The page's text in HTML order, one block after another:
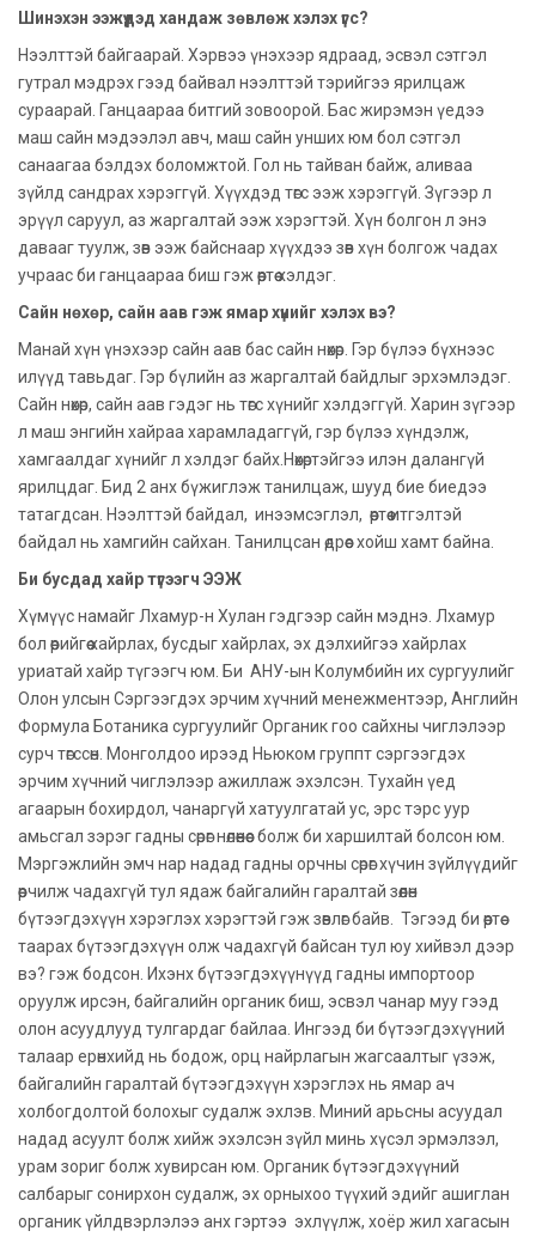
Шинэхэн ээжүүдэд хандаж зөвлөж хэлэх үгс?
Нээлттэй байгаарай. Хэрвээ үнэхээр ядраад, эсвэл сэтгэл
гутрал мэдрэх гээд байвал нээлттэй тэрийгээ ярилцаж
сураарай. Ганцаараа битгий зовоорой. Бас жирэмэн үедээ
маш сайн мэдээлэл авч, маш сайн унших юм бол сэтгэл
санаагаа бэлдэх боломжтой. Гол нь тайван байж, аливаа
зүйлд сандрах хэрэггүй. Хүүхдэд төгс ээж хэрэггүй. Зүгээр л
эрүүл саруул, аз жаргалтай ээж хэрэгтэй. Хүн болгон л энэ
давааг туулж, зөв ээж байснаар хүүхдээ зөв хүн болгож чадах
учраас би ганцаараа биш гэж өөртөө хэлдэг.
Сайн нөхөр, сайн аав гэж ямар хүнийг хэлэх вэ?
Манай хүн үнэхээр сайн аав бас сайн нөхөр. Гэр бүлээ бүхнээс
илүүд тавьдаг. Гэр бүлийн аз жаргалтай байдлыг эрхэмлэдэг.
Сайн нөхөр, сайн аав гэдэг нь төгс хүнийг хэлдэггүй. Харин зүгээр
л маш энгийн хайраа харамладаггүй, гэр бүлээ хүндэлж,
хамгаалдаг хүнийг л хэлдэг байх.Нөхөртэйгээ илэн далангүй
ярилцдаг. Бид 2 анх бүжиглэж танилцаж, шууд бие биедээ
татагдсан. Нээлттэй байдал, инээмсэглэл, өөртөө итгэлтэй
байдал нь хамгийн сайхан. Танилцсан өдрөөс хойш хамт байна.
Би бусдад хайр түгээгч ЭЭЖ
Хүмүүс намайг Лхамур-н Хулан гэдгээр сайн мэднэ. Лхамур
бол өөрийгөө хайрлах, бусдыг хайрлах, эх дэлхийгээ хайрлах
уриатай хайр түгээгч юм. Би АНУ-ын Колумбийн их сургуулийг
Олон улсын Сэргээгдэх эрчим хүчний менежментээр, Английн
Формула Ботаника сургуулийг Органик гоо сайхны чиглэлээр
сурч төгссөн. Монголдоо ирээд Ньюком группт сэргээгдэх
эрчим хүчний чиглэлээр ажиллаж эхэлсэн. Тухайн үед
агаарын бохирдол, чанаргүй хатуулгатай ус, эрс тэрс уур
амьсгал зэрэг гадны сөрөг нөлөөнөөс болж би харшилтай болсон юм.
Мэргэжлийн эмч нар надад гадны орчны сөрөг хүчин зүйлүүдийг
өөрчилж чадахгүй тул ядаж байгалийн гаралтай зөөлөн
бүтээгдэхүүн хэрэглэх хэрэгтэй гэж зөвлөг байв. Тэгээд би өөртөө
таарах бүтээгдэхүүн олж чадахгүй байсан тул юу хийвэл дээр
вэ? гэж бодсон. Ихэнх бүтээгдэхүүнүүд гадны импортоор
оруулж ирсэн, байгалийн органик биш, эсвэл чанар муу гээд
олон асуудлууд тулгардаг байлаа. Ингээд би бүтээгдэхүүний
талаар ерөнхийд нь бодож, орц найрлагын жагсаалтыг үзэж,
байгалийн гаралтай бүтээгдэхүүн хэрэглэх нь ямар ач
холбогдолтой болохыг судалж эхлэв. Миний арьсны асуудал
надад асуулт болж хийж эхэлсэн зүйл минь хүсэл эрмэлзэл,
урам зориг болж хувирсан юм. Органик бүтээгдэхүүний
салбарыг сонирхон судалж, эх орныхоо түүхий эдийг ашиглан
органик үйлдвэрлэлээ анх гэртээ эхлүүлж, хоёр жил хагасын